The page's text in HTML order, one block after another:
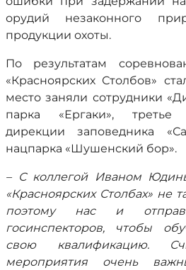
орудий незаконного
продукции охоты.
По результатам
«Красноярских Столбов»
место заняли сотрудники
парка «Ергаки»,
дирекции заповедника
нацпарка «Шушенский бор».
– С коллегой Иваном
«Красноярских Столбах» не
поэтому нас и
госинспекторов, чтобы
свою квалификацию.
мероприятия очень